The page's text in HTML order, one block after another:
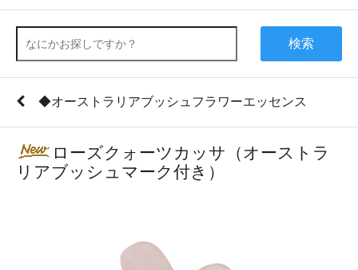
検索
◆オーストラリアブッシュフラワーエッセンス
ローズクォーツカッサ（オーストラ
リアブッシュマーク付き）